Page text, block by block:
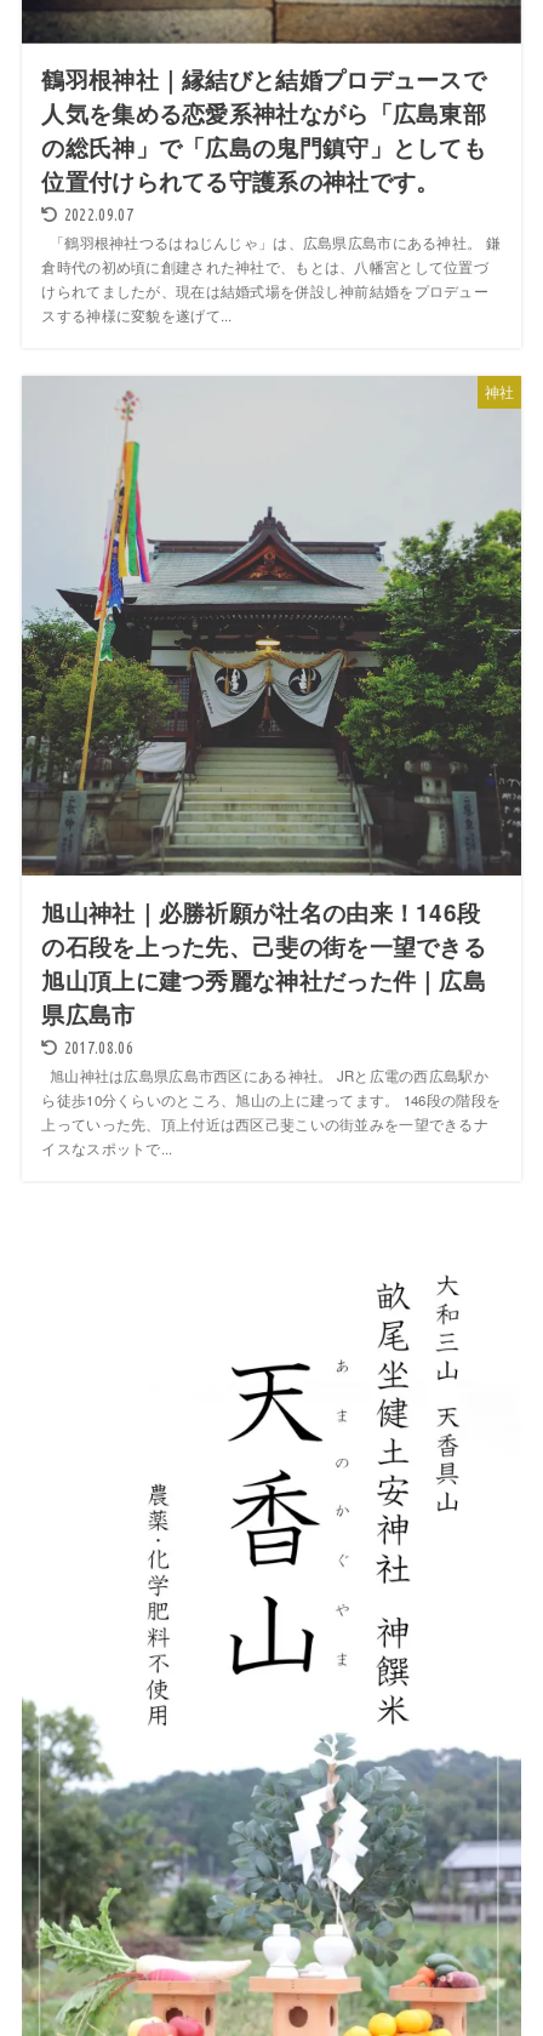
鶴羽根神社｜縁結びと結婚プロデュースで
人気を集める恋愛系神社ながら「広島東部
の総氏神」で「広島の鬼門鎮守」としても
位置付けられてる守護系の神社です。
2022.09.07
「鶴羽根神社つるはねじんじゃ」は、広島県広島市にある神社。 鎌
倉時代の初め頃に創建された神社で、もとは、八幡宮として位置づ
けられてましたが、現在は結婚式場を併設し神前結婚をプロデュー
スする神様に変貌を遂げて...
神社
旭山神社｜必勝祈願が社名の由来！146段
の石段を上った先、己斐の街を一望できる
旭山頂上に建つ秀麗な神社だった件｜広島
県広島市
2017.08.06
旭山神社は広島県広島市西区にある神社。 JRと広電の西広島駅か
ら徒歩10分くらいのところ、旭山の上に建ってます。 146段の階段を
上っていった先、頂上付近は西区己斐こいの街並みを一望できるナ
イスなスポットで...